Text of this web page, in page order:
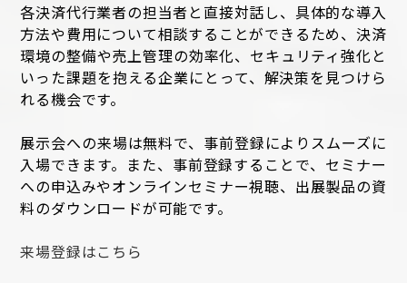
各決済代行業者の担当者と直接対話し、具体的な導入
方法や費用について相談することができるため、決済
環境の整備や売上管理の効率化、セキュリティ強化と
いった課題を抱える企業にとって、解決策を見つけら
れる機会です。
展示会への来場は無料で、事前登録によりスムーズに
入場できます。また、事前登録することで、セミナー
への申込みやオンラインセミナー視聴、出展製品の資
料のダウンロードが可能です。
来場登録はこちら